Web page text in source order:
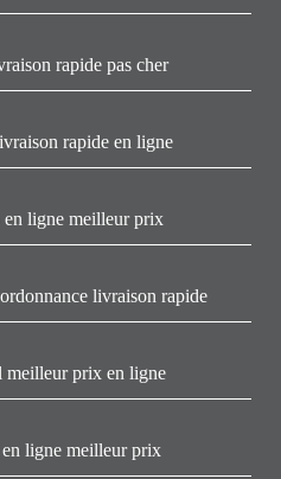
rapide pas cher
rapide en ligne
ligne meilleur prix
livraison rapide
meilleur prix en ligne
ligne meilleur prix